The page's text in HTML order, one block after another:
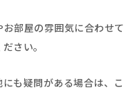
お部屋の雰囲気に合わせ
さい。
にも疑問がある場合は、